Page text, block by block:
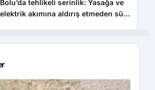
Bolu’da tehlikeli serinlik: Yasağa ve
elektrik akımına aldırış etmeden süs